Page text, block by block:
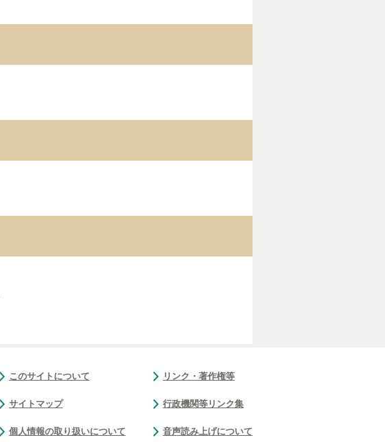
このサイトについて
サイトマップ
個人情報の取り扱いについて
リンク・著作権等
行政機関等リンク集
音声読み上げについて